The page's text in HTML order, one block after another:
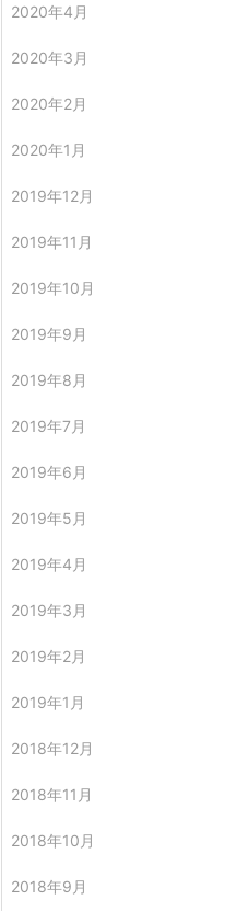
2020年4月
2020年3月
2020年2月
2020年1月
2019年12月
2019年11月
2019年10月
2019年9月
2019年8月
2019年7月
2019年6月
2019年5月
2019年4月
2019年3月
2019年2月
2019年1月
2018年12月
2018年11月
2018年10月
2018年9月